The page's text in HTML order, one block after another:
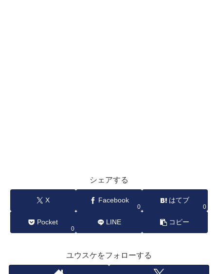
シェアする
X Facebook
0
はてブ
0
Pocket
0
LINE コピー
ユウスケをフォローする